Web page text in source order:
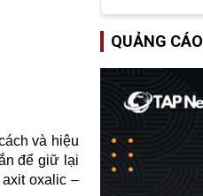
và hiệu
để giữ lại
oxalic –
QUẢNG CÁO